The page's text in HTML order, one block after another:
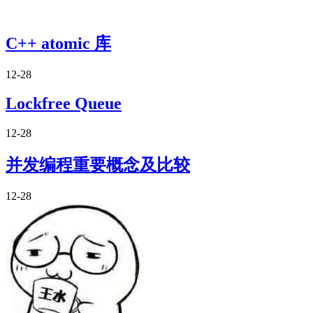
C++ atomic 库
12-28
Lockfree Queue
12-28
并发编程重要概念及比较
12-28